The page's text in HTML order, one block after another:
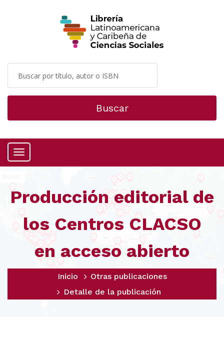
Buscar
Menú
Producción editorial de
los Centros CLACSO
en acceso abierto
Inicio
Otras publicaciones
Detalle de la publicación